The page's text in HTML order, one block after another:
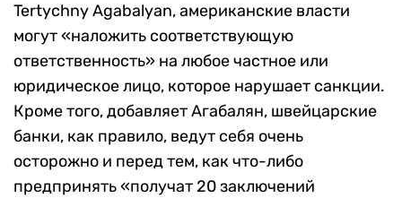
Tertychny Agabalyan, американские власти
могут «наложить соответствующую
ответственность» на любое частное или
юридическое лицо, которое нарушает санкции.
Кроме того, добавляет Агабалян, швейцарские
банки, как правило, ведут себя очень
осторожно и перед тем, как что-либо
предпринять «получат 20 заключений